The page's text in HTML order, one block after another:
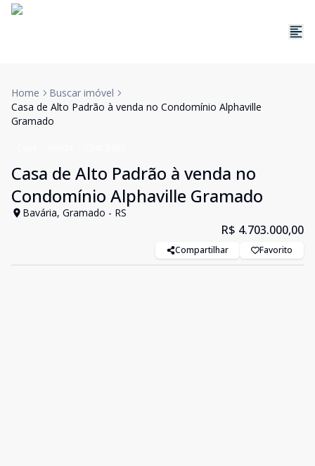
Home
Buscar imóvel
Casa de Alto Padrão à venda no Condomínio Alphaville
Gramado
Casa de Alto Padrão à venda no
Condomínio Alphaville Gramado
Bavária, Gramado - RS
R$ 4.703.000,00
Compartilhar Favorito